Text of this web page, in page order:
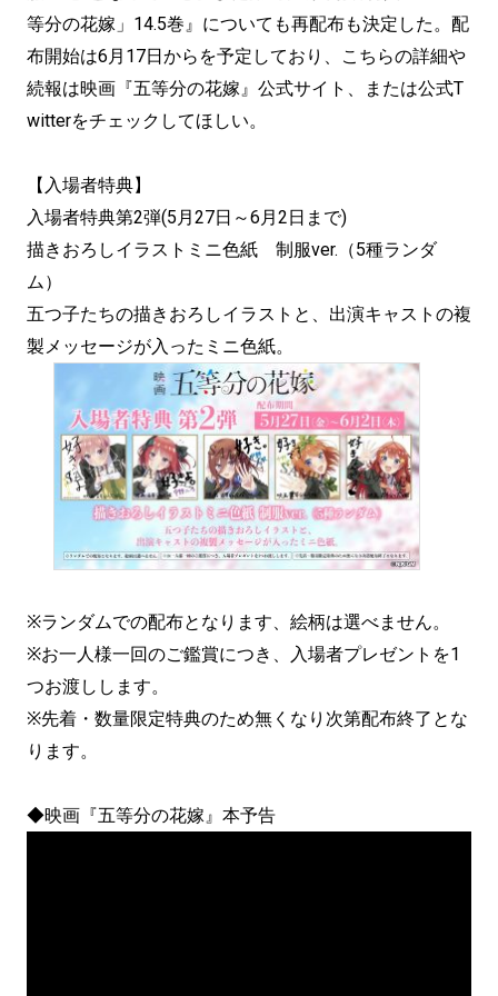
等分の花嫁」14.5巻』についても再配布も決定した。配
布開始は6月17日からを予定しており、こちらの詳細や
続報は映画『五等分の花嫁』公式サイト、または公式T
witterをチェックしてほしい。
【入場者特典】
入場者特典第2弾(5月27日～6月2日まで)
描きおろしイラストミニ色紙 制服ver.（5種ランダ
ム）
五つ子たちの描きおろしイラストと、出演キャストの複
製メッセージが入ったミニ色紙。
※ランダムでの配布となります、絵柄は選べません。
※お一人様一回のご鑑賞につき、入場者プレゼントを1
つお渡しします。
※先着・数量限定特典のため無くなり次第配布終了とな
ります。
◆映画『五等分の花嫁』本予告